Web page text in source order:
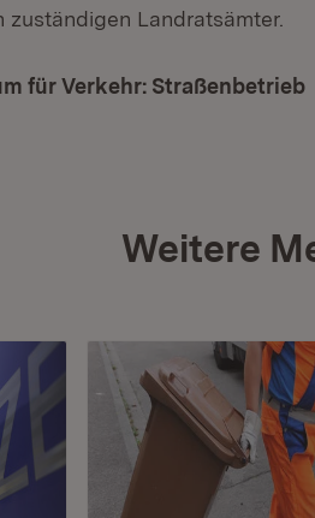
zuständigen Landratsämter.
für Verkehr: Straßenbetrieb
Weitere